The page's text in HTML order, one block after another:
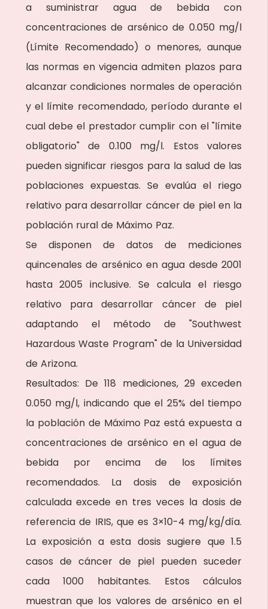
a suministrar agua de bebida con
concentraciones de arsénico de 0.050 mg/l
(Límite Recomendado) o menores, aunque
las normas en vigencia admiten plazos para
alcanzar condiciones normales de operación
y el límite recomendado, período durante el
cual debe el prestador cumplir con el "límite
obligatorio" de 0.100 mg/l. Estos valores
pueden significar riesgos para la salud de las
poblaciones expuestas. Se evalúa el riego
relativo para desarrollar cáncer de piel en la
población rural de Máximo Paz.
Se disponen de datos de mediciones
quincenales de arsénico en agua desde 2001
hasta 2005 inclusive. Se calcula el riesgo
relativo para desarrollar cáncer de piel
adaptando el método de "Southwest
Hazardous Waste Program" de la Universidad
de Arizona.
Resultados: De 118 mediciones, 29 exceden
0.050 mg/l, indicando que el 25% del tiempo
la población de Máximo Paz está expuesta a
concentraciones de arsénico en el agua de
bebida por encima de los límites
recomendados. La dosis de exposición
calculada excede en tres veces la dosis de
referencia de IRIS, que es 3×10-4 mg/kg/día.
La exposición a esta dosis sugiere que 1.5
casos de cáncer de piel pueden suceder
cada 1000 habitantes. Estos cálculos
muestran que los valores de arsénico en el